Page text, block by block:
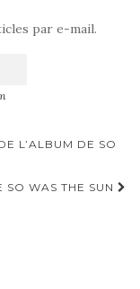
par e-mail.
L’ALBUM DE SO
SO WAS THE SUN